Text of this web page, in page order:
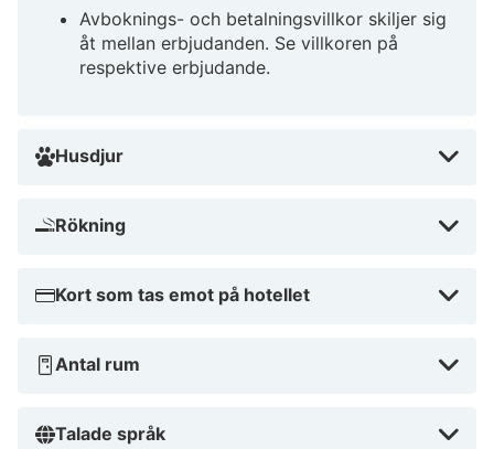
Avboknings- och betalningsvillkor skiljer sig
åt mellan erbjudanden. Se villkoren på
respektive erbjudande.
Husdjur
Rökning
Kort som tas emot på hotellet
Antal rum
Talade språk